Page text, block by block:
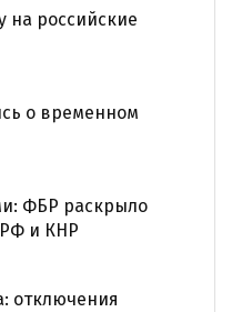
на российские
о временном
ФБР раскрыло
и КНР
отключения